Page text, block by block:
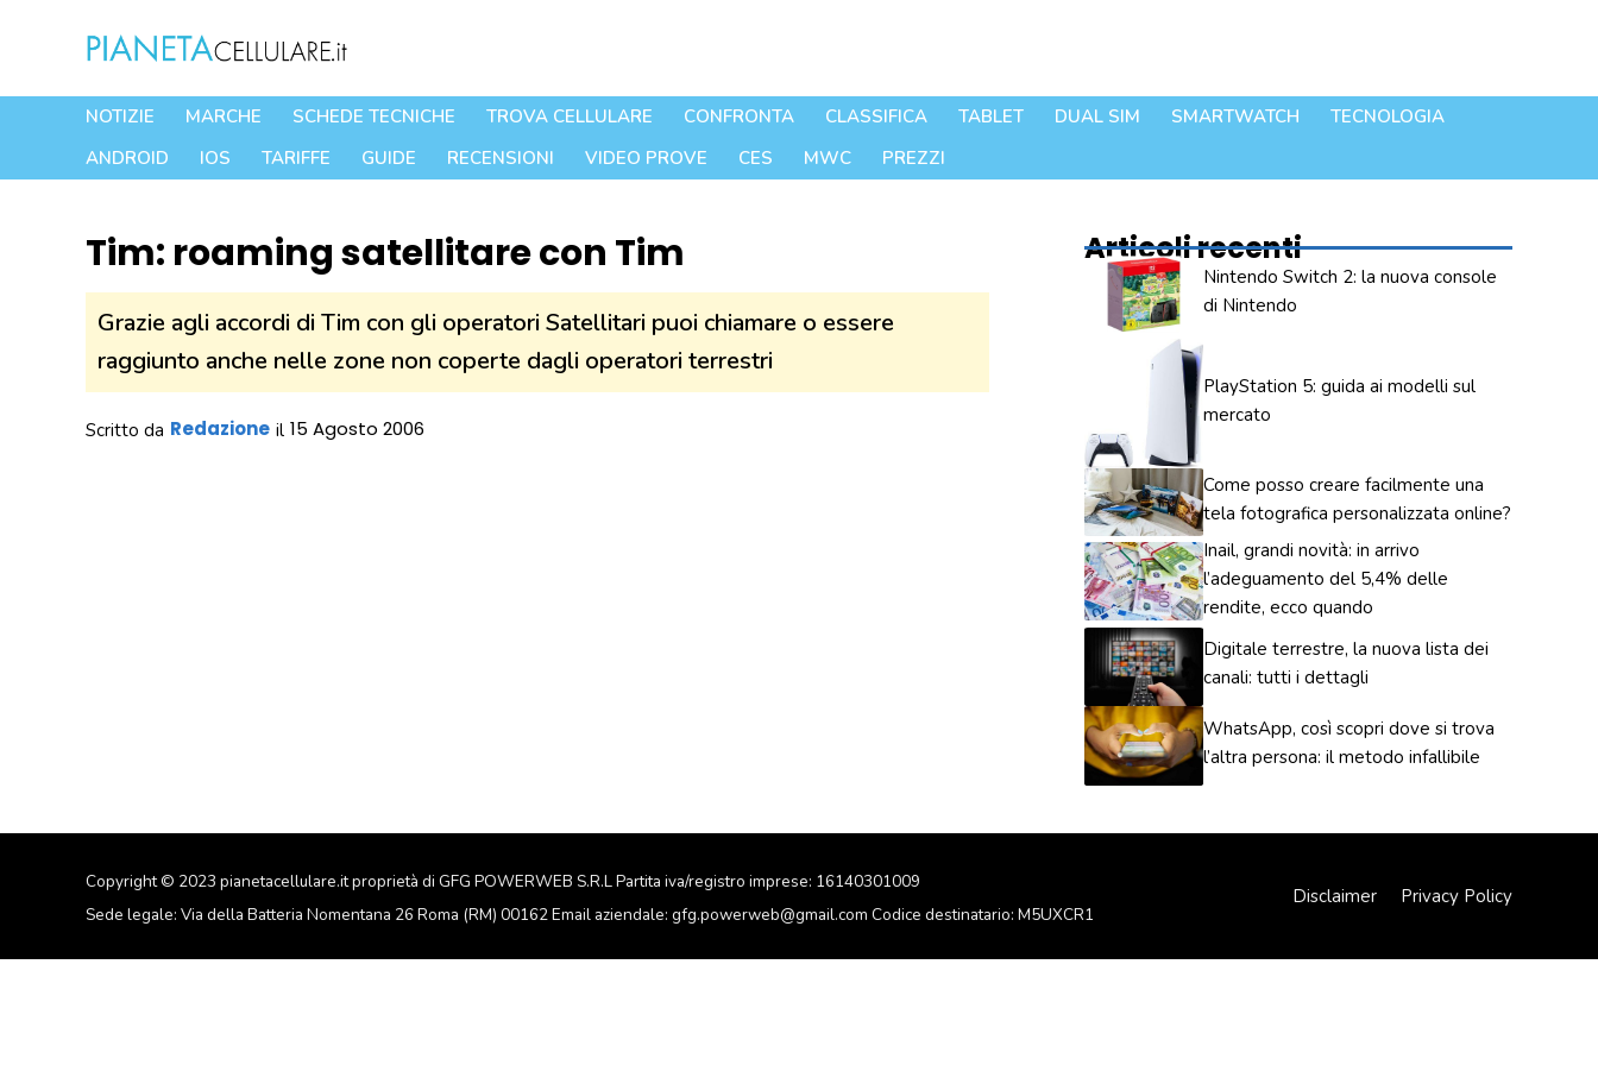
contenuto
NOTIZIE MARCHE SCHEDE TECNICHE TROVA CELLULARE CONFRONTA CLASSIFICA TABLET DUAL SIM SMARTWATCH
TECNOLOGIA
ANDROID
IOS TARIFFE GUIDE RECENSIONI VIDEO PROVE CES MWC PREZZI
Tim: roaming satellitare con Tim
Grazie agli accordi di Tim con gli operatori Satellitari puoi chiamare o essere
raggiunto anche nelle zone non coperte dagli operatori terrestri
Scritto da Redazione il 15 Agosto 2006
Articoli recenti
Nintendo Switch 2: la nuova console
di Nintendo
PlayStation 5: guida ai modelli sul
mercato
Come posso creare facilmente una
tela fotografica personalizzata online?
Inail, grandi novità: in arrivo
l’adeguamento del 5,4% delle
rendite, ecco quando
Digitale terrestre, la nuova lista dei
canali: tutti i dettagli
WhatsApp, così scopri dove si trova
l’altra persona: il metodo infallibile
Copyright © 2023 pianetacellulare.it proprietà di GFG POWERWEB S.R.L Partita iva/registro imprese: 16140301009
Sede legale: Via della Batteria Nomentana 26 Roma (RM) 00162 Email aziendale: gfg.powerweb@gmail.com Codice destinatario: M5UXCR1
Disclaimer Privacy Policy